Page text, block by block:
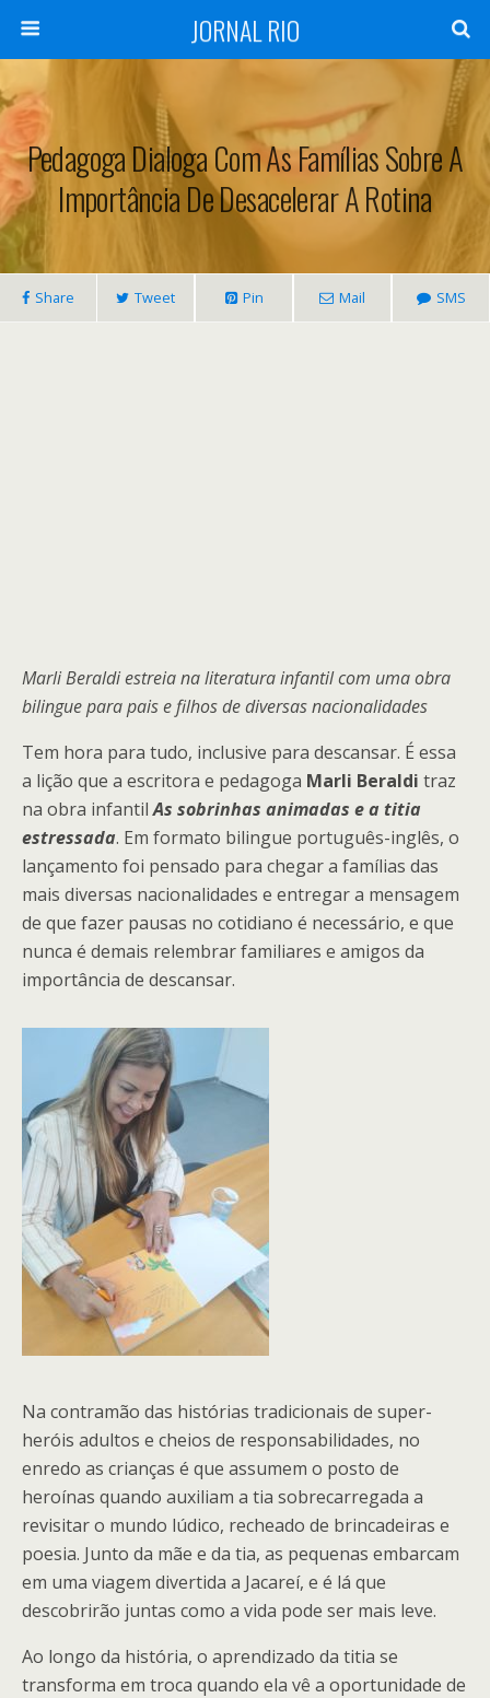
JORNAL RIO
Pedagoga Dialoga Com As Famílias Sobre A
Importância De Desacelerar A Rotina
Share Tweet Pin Mail SMS
Marli Beraldi estreia na literatura infantil com uma obra
bilingue para pais e filhos de diversas nacionalidades
Tem hora para tudo, inclusive para descansar. É essa
a lição que a escritora e pedagoga Marli Beraldi traz
na obra infantilAs sobrinhas animadas e a titia
estressada. Em formato bilingue português-inglês, o
lançamento foi pensado para chegar a famílias das
mais diversas nacionalidades e entregar a mensagem
de que fazer pausas no cotidiano é necessário, e que
nunca é demais relembrar familiares e amigos da
importância de descansar.
Na contramão das histórias tradicionais de super-
heróis adultos e cheios de responsabilidades, no
enredo as crianças é que assumem o posto de
heroínas quando auxiliam a tia sobrecarregada a
revisitar o mundo lúdico, recheado de brincadeiras e
poesia. Junto da mãe e da tia, as pequenas embarcam
em uma viagem divertida a Jacareí, e é lá que
descobrirão juntas como a vida pode ser mais leve.
Ao longo da história, o aprendizado da titia se
transforma em troca quando ela vê a oportunidade de